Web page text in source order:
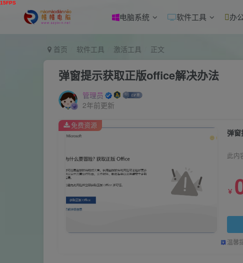
电脑系统 软件工具 办
首页 软件工具 激活工具 正文
弹窗提示获取正版office解决办法
管理员
2年前更新
弹
此内
￥
温馨
免费资源